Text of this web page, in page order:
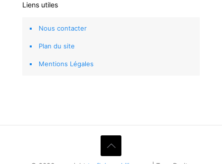
Liens utiles
Nous contacter
Plan du site
Mentions Légales